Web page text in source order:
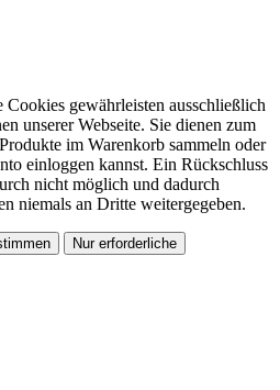
Cookies gewährleisten ausschließlich
unserer Webseite. Sie dienen zum
im Warenkorb sammeln oder
einloggen kannst. Ein Rückschluss
nicht möglich und dadurch
niemals an Dritte weitergegeben.
Nur erforderliche